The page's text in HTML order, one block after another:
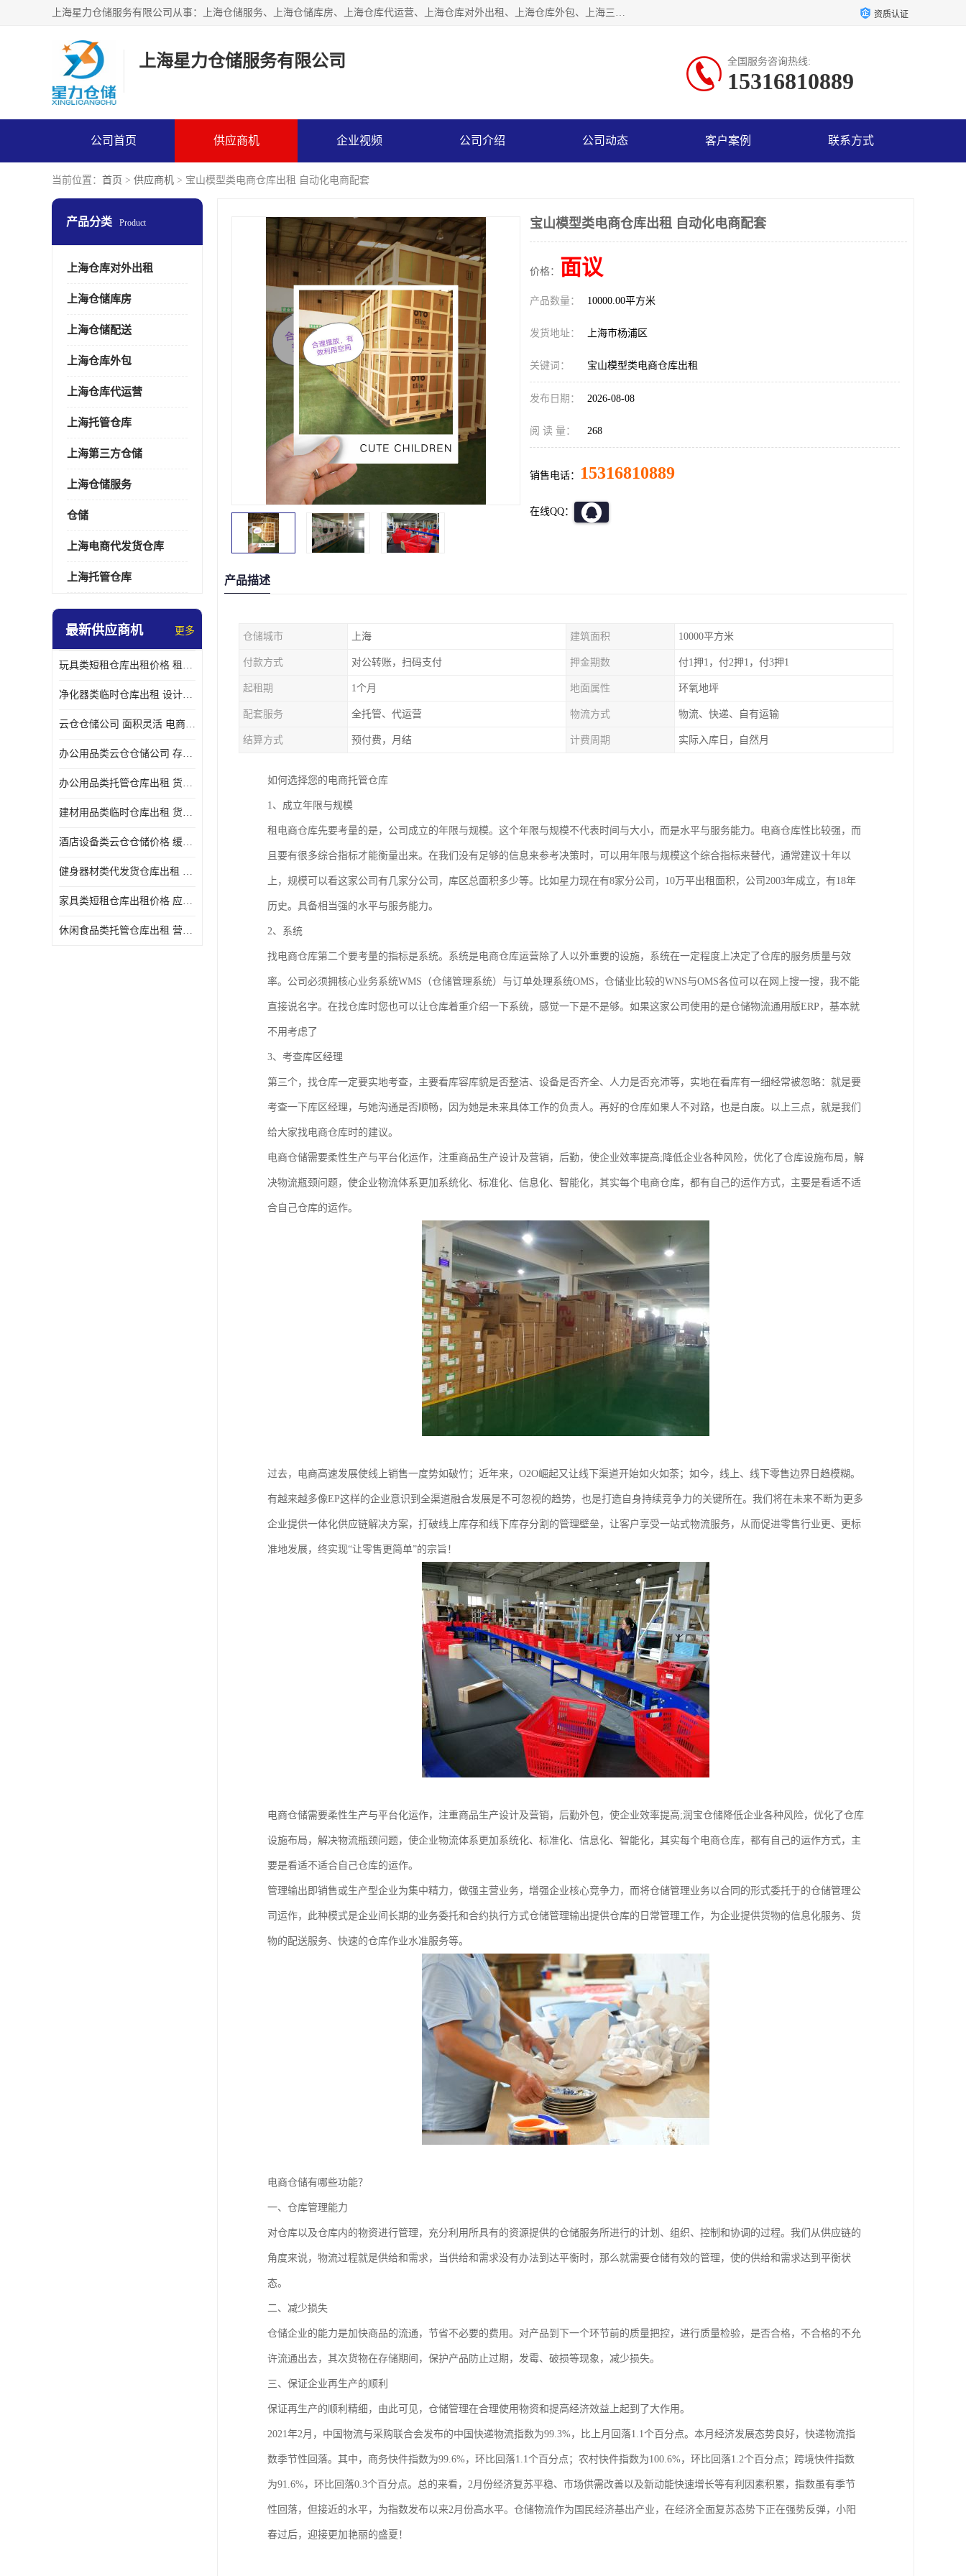
上海星力仓储服务有限公司从事：上海仓储服务、上海仓储库房、上海仓库代运营、上海仓库对外出租、上海仓库外包、上海三方仓储、上海电商仓储代发、上海电商代发货仓库、上海托管仓库、上海仓储配送。上海星力仓储服务有限公司现在拥有100个分仓、10万余平方的标准库房，精炼员工几百名，与几千家客户合作，公司已跻身上海仓储行业前列。欢迎来电咨询！ 资质认证
上海星力仓储服务有限公司 全国服务咨询热线:
15316810889
公司首页 供应商机 企业视频 公司介绍 公司动态 客户案例 联系方式
当前位置： 首页 > 供应商机 > 宝山模型类电商仓库出租 自动化电商配套
产品分类 Product
上海仓库对外出租
上海仓储库房
上海仓储配送
上海仓库外包
上海仓库代运营
上海托管仓库
上海第三方仓储
上海仓储服务
仓储
上海电商代发货仓库
上海托管仓库
最新供应商机 更多
玩具类短租仓库出租价格 租期灵活 智能电商配套
净化器类临时仓库出租 设计简单 电商仓储物流战略合作
云仓仓储公司 面积灵活 电商仓储物流战略合作
办公用品类云仓仓储公司 存货周转很快 电商仓储物流战略整合
办公用品类托管仓库出租 货物装卸方便 电商仓储物流战略合作
建材用品类临时仓库出租 货物装卸方便 仓储供应链配套
酒店设备类云仓仓储价格 缓解企业储存压力 智能电商配套
健身器材类代发货仓库出租 租期灵活 新媒体平台配套
家具类短租仓库出租价格 应用广泛 智能电商配套
休闲食品类托管仓库出租 营造良好环境氛围 垂直电商配套
宝山模型类电商仓库出租 自动化电商配套
价格： 面议
产品数量： 10000.00平方米
发货地址： 上海市杨浦区
关键词： 宝山模型类电商仓库出租
发布日期： 2026-08-08
阅 读 量： 268
销售电话： 15316810889
在线QQ：
产品描述
仓储城市 上海 建筑面积 10000平方米
付款方式 对公转账，扫码支付 押金期数 付1押1，付2押1，付3押1
起租期 1个月 地面属性 环氧地坪
配套服务 全托管、代运营 物流方式 物流、快递、自有运输
结算方式 预付费，月结 计费周期 实际入库日，自然月
如何选择您的电商托管仓库
1、成立年限与规模
租电商仓库先要考量的是，公司成立的年限与规模。这个年限与规模不代表时间与大小，而是水平与服务能力。电商仓库性比较强，而
且要有很多综合指标才能衡量出来。在我们没有足够的信息来参考决策时，可以用年限与规模这个综合指标来替代，通常建议十年以
上，规模可以看这家公司有几家分公司，库区总面积多少等。比如星力现在有8家分公司，10万平出租面积，公司2003年成立，有18年
历史。具备相当强的水平与服务能力。
2、系统
找电商仓库第二个要考量的指标是系统。系统是电商仓库运营除了人以外重要的设施，系统在一定程度上决定了仓库的服务质量与效
率。公司必须拥核心业务系统WMS（仓储管理系统）与订单处理系统OMS，仓储业比较的WNS与OMS各位可以在网上搜一搜，我不能
直接说名字。在找仓库时您也可以让仓库着重介绍一下系统，感觉一下是不是够。如果这家公司使用的是仓储物流通用版ERP，基本就
不用考虑了
3、考查库区经理
第三个，找仓库一定要实地考查，主要看库容库貌是否整洁、设备是否齐全、人力是否充沛等，实地在看库有一细经常被忽略：就是要
考查一下库区经理，与她沟通是否顺畅，因为她是未来具体工作的负责人。再好的仓库如果人不对路，也是白废。以上三点，就是我们
给大家找电商仓库时的建议。
电商仓储需要柔性生产与平台化运作，注重商品生产设计及营销，后勤，使企业效率提高;降低企业各种风险，优化了仓库设施布局，解
决物流瓶颈问题，使企业物流体系更加系统化、标准化、信息化、智能化，其实每个电商仓库，都有自己的运作方式，主要是看适不适
合自己仓库的运作。
过去，电商高速发展使线上销售一度势如破竹；近年来，O2O崛起又让线下渠道开始如火如荼；如今，线上、线下零售边界日趋模糊。
有越来越多像EP这样的企业意识到全渠道融合发展是不可忽视的趋势，也是打造自身持续竞争力的关键所在。我们将在未来不断为更多
企业提供一体化供应链解决方案，打破线上库存和线下库存分割的管理壁垒，让客户享受一站式物流服务，从而促进零售行业更、更标
准地发展，终实现“让零售更简单”的宗旨！
电商仓储需要柔性生产与平台化运作，注重商品生产设计及营销，后勤外包，使企业效率提高;润宝仓储降低企业各种风险，优化了仓库
设施布局，解决物流瓶颈问题，使企业物流体系更加系统化、标准化、信息化、智能化，其实每个电商仓库，都有自己的运作方式，主
要是看适不适合自己仓库的运作。
管理输出即销售或生产型企业为集中精力，做强主营业务，增强企业核心竞争力，而将仓储管理业务以合同的形式委托于的仓储管理公
司运作，此种模式是企业间长期的业务委托和合约执行方式仓储管理输出提供仓库的日常管理工作，为企业提供货物的信息化服务、货
物的配送服务、快速的仓库作业水准服务等。
电商仓储有哪些功能？
一、仓库管理能力
对仓库以及仓库内的物资进行管理，充分利用所具有的资源提供的仓储服务所进行的计划、组织、控制和协调的过程。我们从供应链的
角度来说，物流过程就是供给和需求，当供给和需求没有办法到达平衡时，那么就需要仓储有效的管理，使的供给和需求达到平衡状
态。
二、减少损失
仓储企业的能力是加快商品的流通，节省不必要的费用。对产品到下一个环节前的质量把控，进行质量检验，是否合格，不合格的不允
许流通出去，其次货物在存储期间，保护产品防止过期，发霉、破损等现象，减少损失。
三、保证企业再生产的顺利
保证再生产的顺利精细，由此可见，仓储管理在合理使用物资和提高经济效益上起到了大作用。
2021年2月，中国物流与采购联合会发布的中国快递物流指数为99.3%，比上月回落1.1个百分点。本月经济发展态势良好，快递物流指
数季节性回落。其中，商务快件指数为99.6%，环比回落1.1个百分点；农村快件指数为100.6%，环比回落1.2个百分点；跨境快件指数
为91.6%，环比回落0.3个百分点。总的来看，2月份经济复苏平稳、市场供需改善以及新动能快速增长等有利因素积累，指数虽有季节
性回落，但接近的水平，为指数发布以来2月份高水平。仓储物流作为国民经济基出产业，在经济全面复苏态势下正在强势反弹，小阳
春过后，迎接更加艳丽的盛夏！